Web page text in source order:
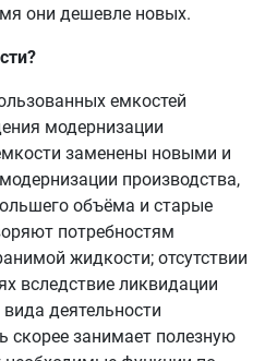
они дешевле новых.
емкостей
модернизации
заменены новыми и
производства,
объёма и старые
потребностям
жидкости; отсутствии
вследствие ликвидации
деятельности
скорее занимает полезную